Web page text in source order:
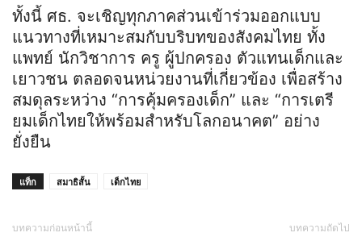
ทั้งนี้ ศธ. จะเชิญทุกภาคส่วนเข้าร่วมออกแบบ
แนวทางที่เหมาะสมกับบริบทของสังคมไทย ทั้ง
แพทย์ นักวิชาการ ครู ผู้ปกครอง ตัวแทนเด็กและ
เยาวชน ตลอดจนหน่วยงานที่เกี่ยวข้อง เพื่อสร้าง
สมดุลระหว่าง “การคุ้มครองเด็ก” และ “การเตรี
ยมเด็กไทยให้พร้อมสำหรับโลกอนาคต” อย่าง
ยั่งยืน
แท็ก สมาธิสั้น เด็กไทย
บทความก่อนหน้านี้ บทความถัดไป